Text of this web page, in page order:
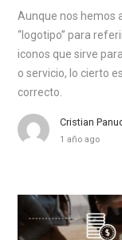
Aunque nos hemos
“logotipo” para
iconos que sirve
o servicio, lo cierto
correcto.
Cristian
1 año ago